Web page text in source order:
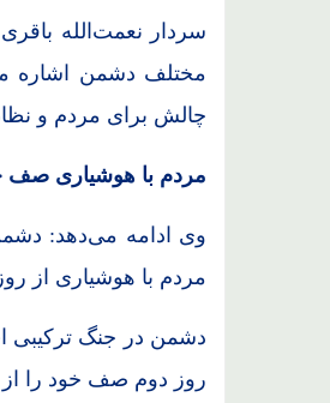
سردار نعمت‌الله
چالش برای مردم و
مردم با هوشیاری صف
وی ادامه می‌دهد:
مردم با هوشیاری از
دشمن در جنگ ترکیبی
روز دوم صف خود را